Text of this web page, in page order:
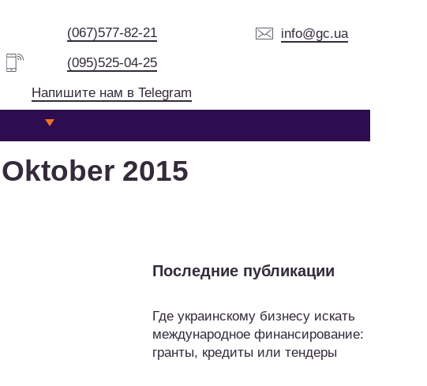
(067)577-82-21
(095)525-04-25
Напишите нам в Telegram
info@gc.ua
2015
Последние публикации
Где украинскому бизнесу искать
международное финансирование:
гранты, кредиты или тендеры